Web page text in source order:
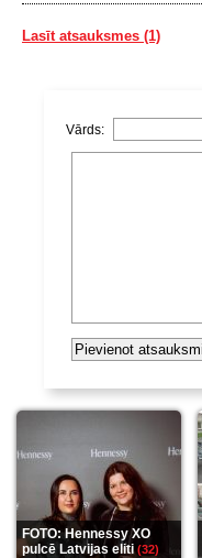
Lasīt atsauksmes (1)
Vārds:
FOTO: Hennessy XO
pulcē Latvijas eliti(32)